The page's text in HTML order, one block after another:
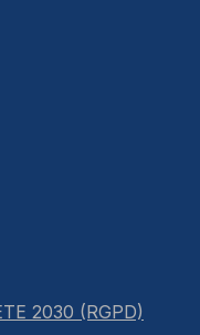
2030 (RGPD)